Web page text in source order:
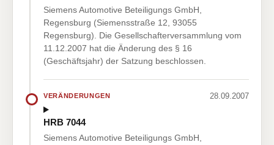
Siemens Automotive Beteiligungs GmbH,
Regensburg (Siemensstraße 12, 93055
Regensburg). Die Gesellschafterversammlung vom
11.12.2007 hat die Änderung des § 16
(Geschäftsjahr) der Satzung beschlossen.
VERÄNDERUNGEN 28.09.2007
HRB 7044
Siemens Automotive Beteiligungs GmbH,